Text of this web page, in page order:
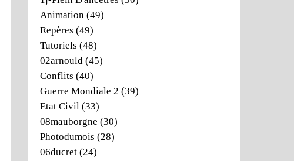
Animation (49)
Repères (49)
Tutoriels (48)
02arnould (45)
Conflits (40)
Guerre Mondiale 2 (39)
Etat Civil (33)
08mauborgne (30)
Photodumois (28)
06ducret (24)